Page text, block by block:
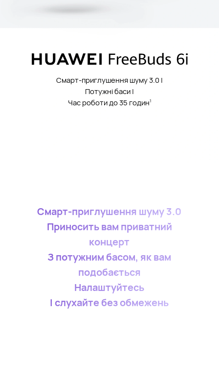
Смарт-приглушення шуму 3.0 |
Потужні баси |
Час роботи до 35 годин1
Смарт-приглушення шуму 3.0
Приносить вам приватний
концерт
З потужним басом, як вам
подобається
Налаштуйтесь
І слухайте без обмежень